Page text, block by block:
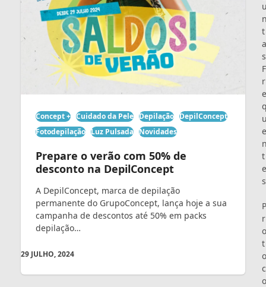
Concept + Cuidado da Pele Depilação DepilConcept
Fotodepilação Luz Pulsada Novidades
Prepare o verão com 50% de
desconto na DepilConcept
A DepilConcept, marca de depilação
permanente do GrupoConcept, lança hoje a sua
campanha de descontos até 50% em packs
depilação…
29 JULHO, 2024
t
a
s
F
r
e
e
t
e
s
P
r
o
t
o
c
o